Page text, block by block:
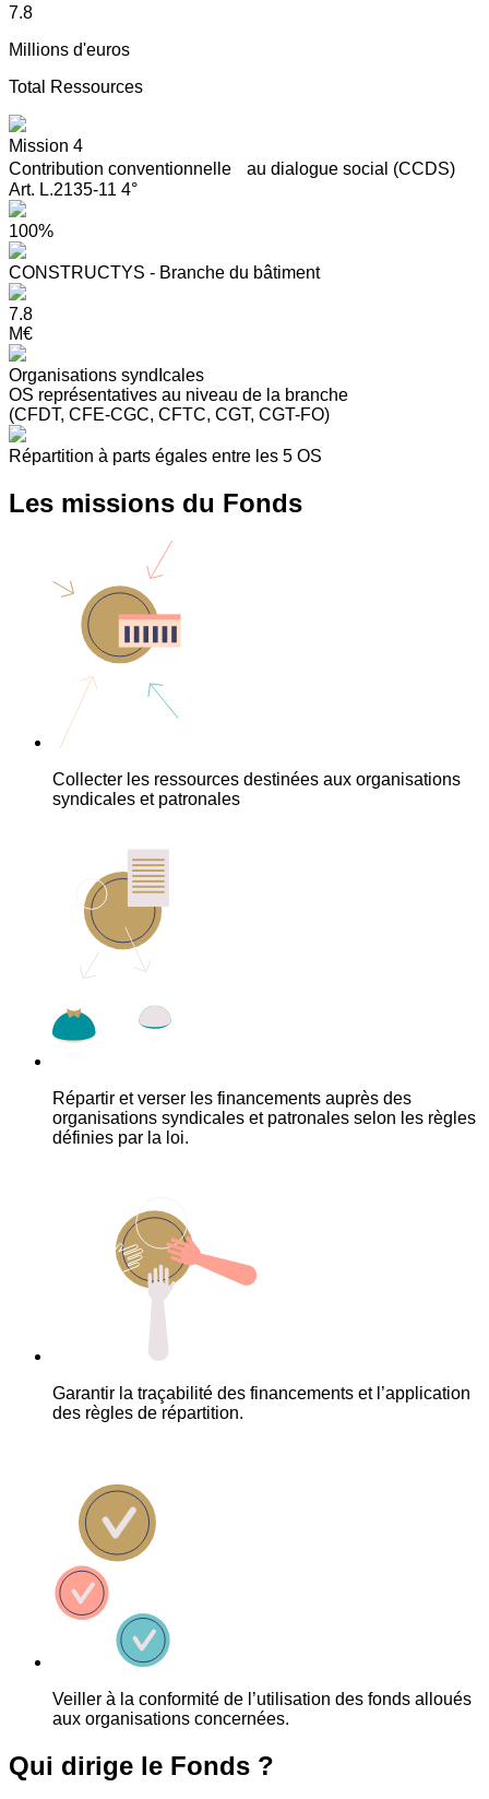
7.8
Millions d'euros
Total Ressources
Mission 4
Contribution conventionnelle au dialogue social (CCDS)
Art. L.2135-11 4°
100%
CONSTRUCTYS - Branche du bâtiment
7.8
M€
Organisations syndIcales
OS représentatives au niveau de la branche
(CFDT, CFE-CGC, CFTC, CGT, CGT-FO)
Répartition à parts égales entre les 5 OS
Les missions du Fonds
Collecter les ressources destinées aux organisations
syndicales et patronales
Répartir et verser les financements auprès des
organisations syndicales et patronales selon les règles
définies par la loi.
Garantir la traçabilité des financements et l’application
des règles de répartition.
Veiller à la conformité de l’utilisation des fonds alloués
aux organisations concernées.
Qui dirige le Fonds ?